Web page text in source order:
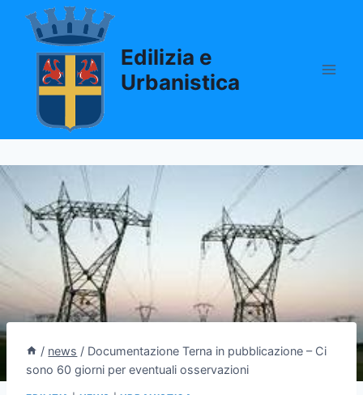
Salta
contenuto
Edilizia e
Urbanistica
/ news / Documentazione Terna in pubblicazione – Ci
sono 60 giorni per eventuali osservazioni